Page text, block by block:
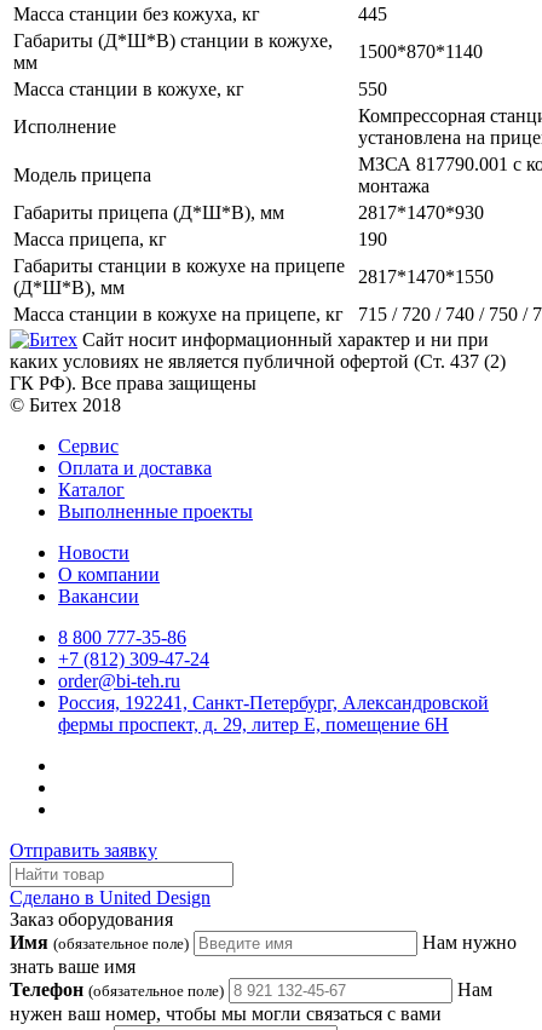
Масса станции без кожуха, кг
445
Габариты (Д*Ш*В) станции в кожухе,
мм
1500*870*1140
Масса станции в кожухе, кг
550
Исполнение
Компрессорная
установлена на
Модель прицепа
МЗСА 817790.001 с
монтажа
Габариты прицепа (Д*Ш*В), мм
2817*1470*930
Масса прицепа, кг
190
Габариты станции в кожухе на прицепе
(Д*Ш*В), мм
2817*1470*1550
Масса станции в кожухе на прицепе, кг
715 / 720 / 740 / 750 /
Сайт носит информационный характер и ни при
каких условиях не является публичной офертой (Ст. 437 (2)
ГК РФ). Все права защищены
© Битех 2018
Сервис
Оплата и доставка
Каталог
Выполненные проекты
Новости
О компании
Вакансии
8 800 777-35-86
+7 (812) 309-47-24
order@bi-teh.ru
Россия, 192241, Санкт-Петербург, Александровской
фермы проспект, д. 29, литер Е, помещение 6Н
Отправить заявку
Сделано в United Design
Заказ оборудования
Имя (обязательное поле)
Нам нужно
знать ваше имя
Телефон (обязательное поле)
Нам
нужен ваш номер, чтобы мы могли связаться с вами